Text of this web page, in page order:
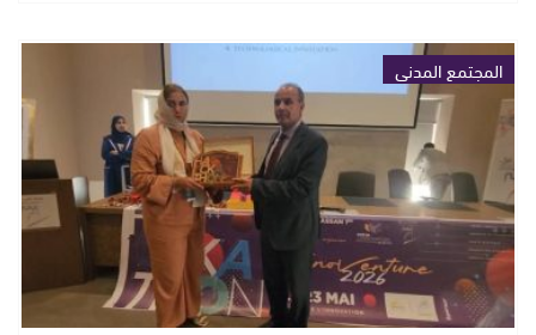
المجتمع المدني